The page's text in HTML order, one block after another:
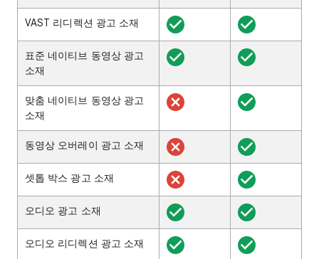
VAST 리디렉션 광고 소재
표준 네이티브 동영상 광고
소재
맞춤 네이티브 동영상 광고
소재
동영상 오버레이 광고 소재
셋톱 박스 광고 소재
오디오 광고 소재
오디오 리디렉션 광고 소재